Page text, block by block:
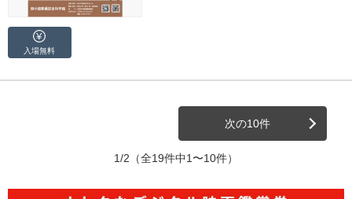
入場無料
次の10件
1/2 （全19件中1〜10件）